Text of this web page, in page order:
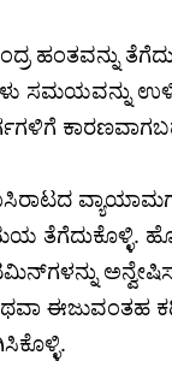
ಹಂತವನ್ನು
ಸಮಯವನ್ನು
ತೆಗೆದುಕೊಳ್ಳಿ.
ಈಜುವಂತಹ